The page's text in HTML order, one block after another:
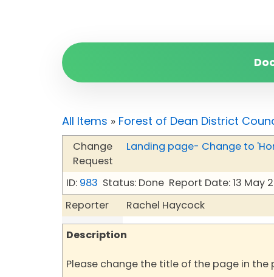
All Items » Forest of Dean District
Change
Request
Landing page- Change to
ID: 983 Status: Done Report Date: 13 May
Reporter
Rachel Haycock
Description
Please change the title of the page in the